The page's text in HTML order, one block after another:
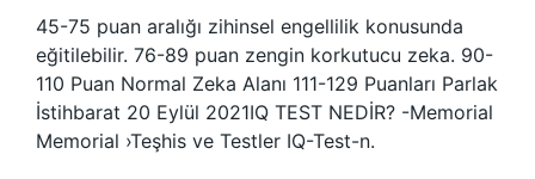
45-75 puan aralığı zihinsel engellilik konusunda
eğitilebilir. 76-89 puan zengin korkutucu zeka. 90-
110 Puan Normal Zeka Alanı 111-129 Puanları Parlak
İstihbarat 20 Eylül 2021IQ TEST NEDİR? -Memorial
Memorial ›Teşhis ve Testler IQ-Test-n.